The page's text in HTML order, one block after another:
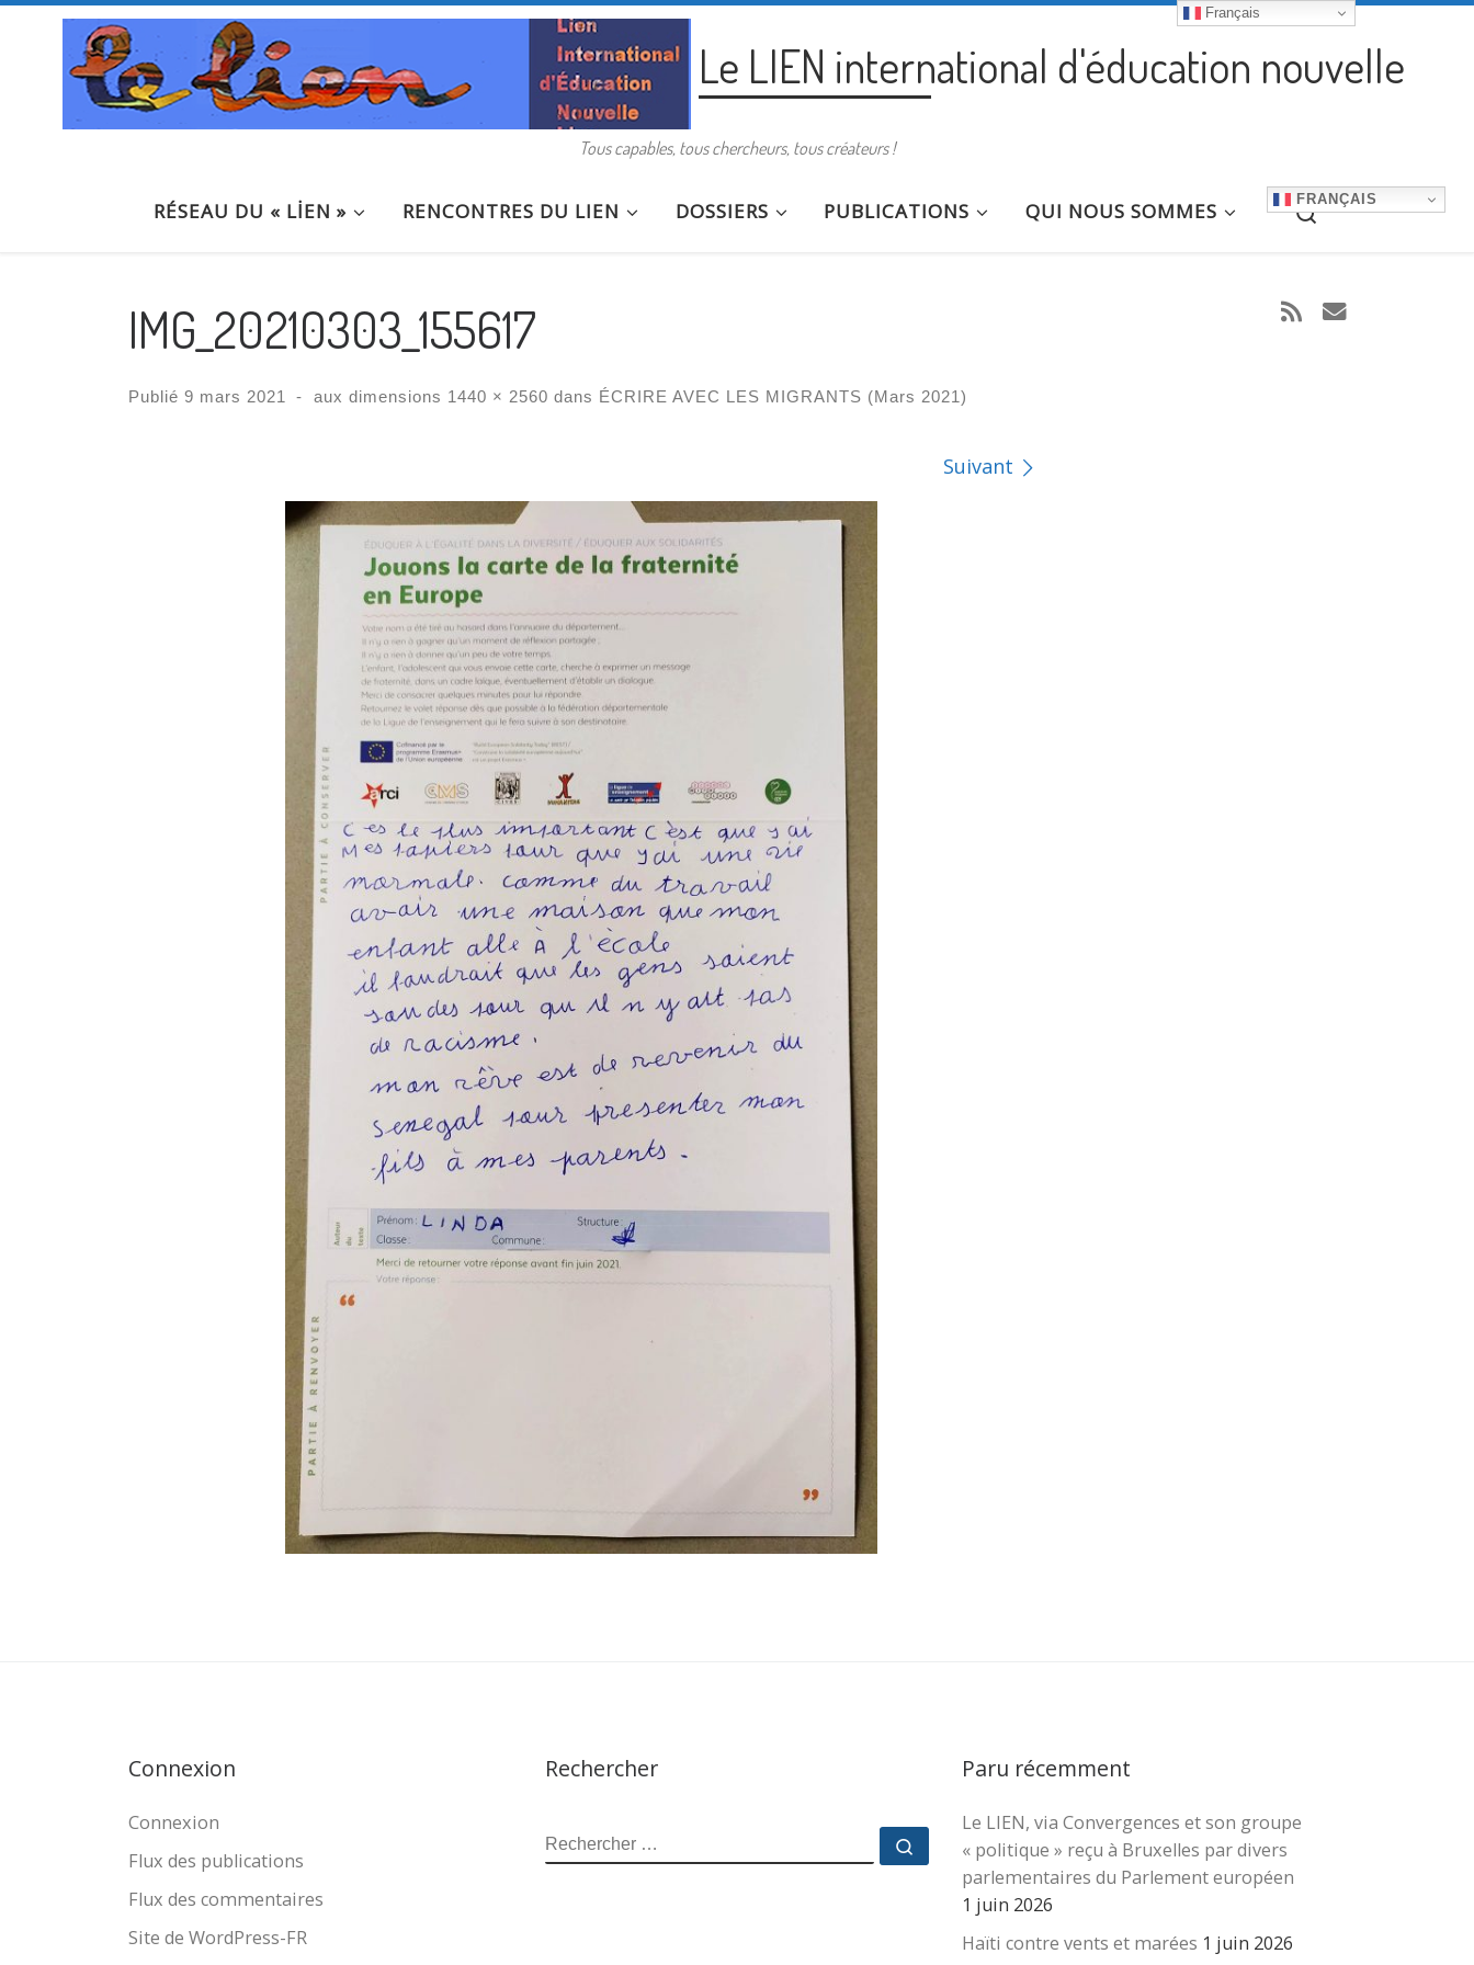
Passer au contenu
Le LIEN international d'éducation nouvelle
Tous capables, tous chercheurs, tous créateurs !
RÉSEAU DU « LİEN » RENCONTRES DU LIEN DOSSIERS PUBLICATIONS QUI NOUS SOMMES FRANÇAIS
Search
IMG_20210303_155617
Publié 9 mars 2021 - aux dimensions 1440 × 2560 dans ÉCRIRE AVEC LES MIGRANTS (Mars 2021)
Suivant
Connexion
Connexion
Flux des publications
Flux des commentaires
Site de WordPress-FR
Rechercher
RECHERCHER Rechercher …
Paru récemment
Le LIEN, via Convergences et son groupe
« politique » reçu à Bruxelles par divers
parlementaires du Parlement européen
1 juin 2026
Haïti contre vents et marées 1 juin 2026
Français